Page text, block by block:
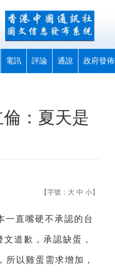
電訊 評論 通說 政府發佈
：夏天是
【字號： 大 中 小】
一直嘴硬不承認的台
道歉，承認缺蛋，
以雞蛋需求增加，